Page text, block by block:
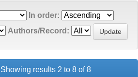
In order:
Authors/Record:
Showing results 2 to 8 of 8